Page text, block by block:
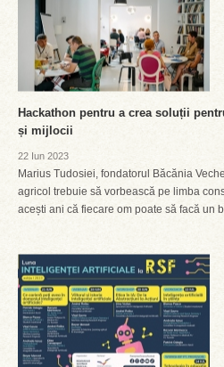
Hackathon pentru a crea soluții
și mijlocii
22 Iun 2023
Marius Tudosiei, fondatorul Băcănia
agricol trebuie să vorbească pe limba
acești ani că fiecare om poate să facă un